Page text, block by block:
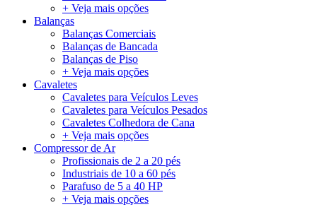
+ Veja mais opções
Balanças
Balanças Comerciais
Balanças de Bancada
Balanças de Piso
+ Veja mais opções
Cavaletes
Cavaletes para Veículos Leves
Cavaletes para Veículos Pesados
Cavaletes Colhedora de Cana
+ Veja mais opções
Compressor de Ar
Profissionais de 2 a 20 pés
Industriais de 10 a 60 pés
Parafuso de 5 a 40 HP
+ Veja mais opções